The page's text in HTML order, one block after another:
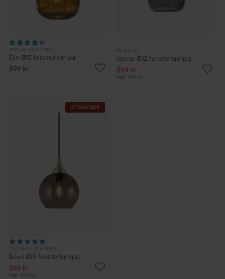
Elin Ø15 fönsterlampa
599 kr
Jonna Ø12 fönsterlampa
554 kr
Rek. 899 kr
UTGÅENDE
Bowl Ø15 fönsterlampa
596 kr
Rek. 899 kr